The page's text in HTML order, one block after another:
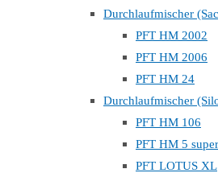
Durchlaufmischer
PFT HM 2002
PFT HM 2006
PFT HM 24
Durchlaufmischer
PFT HM 106
PFT HM 5 super
PFT LOTUS XL